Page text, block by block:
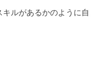
ルがあるかのように自